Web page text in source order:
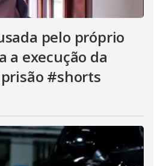
pelo próprio
a execução da
#shorts